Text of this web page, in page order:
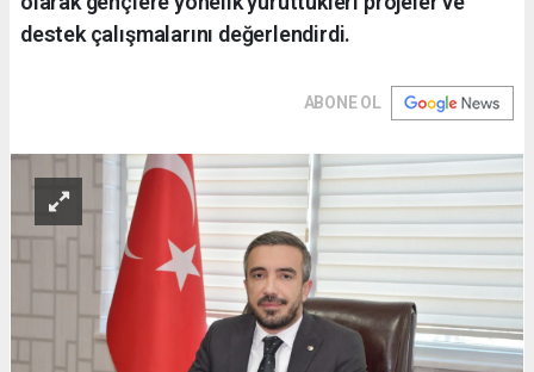
destek çalışmalarını değerlendirdi.
ABONE OL